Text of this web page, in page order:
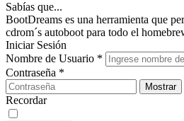
Sabías que...
BootDreams es una herramienta que
cdrom´s autoboot para todo el
Iniciar Sesión
Nombre de Usuario *
Contraseña *
Mostrar
Recordar